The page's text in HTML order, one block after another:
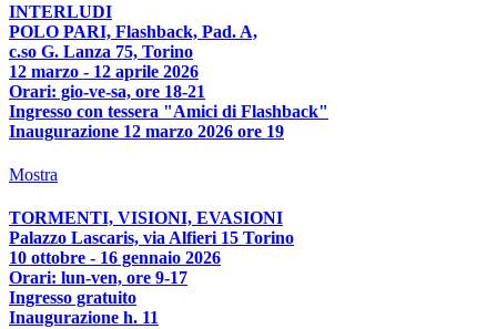
INTERLUDI
POLO PARI, Flashback, Pad. A,
c.so G. Lanza 75, Torino
12 marzo - 12 aprile 2026
Orari: gio-ve-sa, ore 18-21
Ingresso con tessera "Amici di Flashback"
Inaugurazione 12 marzo 2026 ore 19
Mostra
TORMENTI, VISIONI, EVASIONI
Palazzo Lascaris, via Alfieri 15 Torino
10 ottobre - 16 gennaio 2026
Orari: lun-ven, ore 9-17
Ingresso gratuito
Inaugurazione h. 11